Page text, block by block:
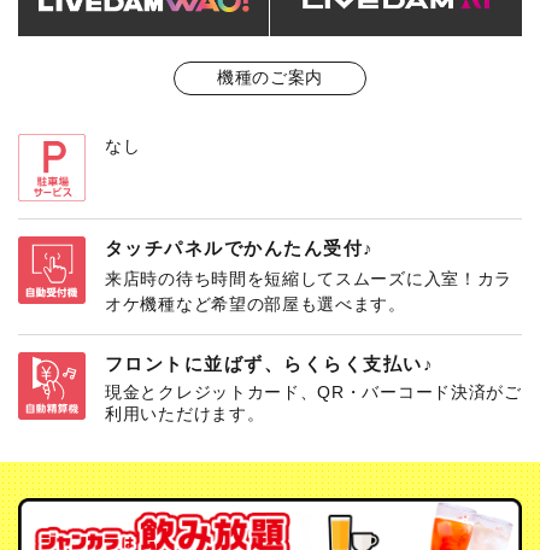
機種のご案内
なし
タッチパネルでかんたん受付♪
来店時の待ち時間を短縮してスムーズに入室！カラ
オケ機種など希望の部屋も選べます。
フロントに並ばず、らくらく支払い♪
現金とクレジットカード、QR・バーコード決済がご
利用いただけます。